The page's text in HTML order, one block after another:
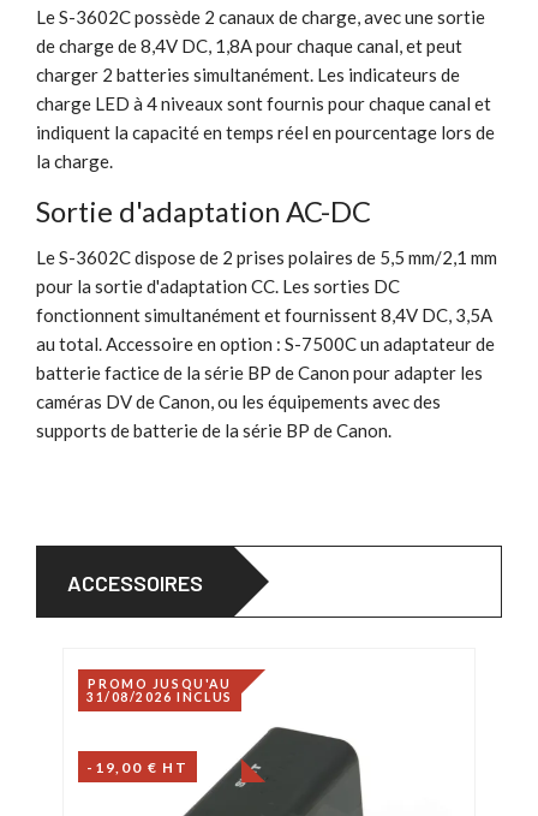
Le S-3602C possède 2 canaux de charge, avec une sortie
de charge de 8,4V DC, 1,8A pour chaque canal, et peut
charger 2 batteries simultanément. Les indicateurs de
charge LED à 4 niveaux sont fournis pour chaque canal et
indiquent la capacité en temps réel en pourcentage lors de
la charge.
Sortie d'adaptation AC-DC
Le S-3602C dispose de 2 prises polaires de 5,5 mm/2,1 mm
pour la sortie d'adaptation CC. Les sorties DC
fonctionnent simultanément et fournissent 8,4V DC, 3,5A
au total. Accessoire en option : S-7500C un adaptateur de
batterie factice de la série BP de Canon pour adapter les
caméras DV de Canon, ou les équipements avec des
supports de batterie de la série BP de Canon.
ACCESSOIRES
PROMO JUSQU'AU
31/08/2026 INCLUS
-19,00 € HT